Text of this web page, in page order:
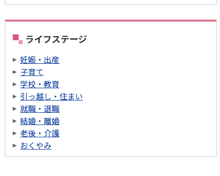
ライフステージ
妊娠・出産
子育て
学校・教育
引っ越し・住まい
就職・退職
結婚・離婚
老後・介護
おくやみ